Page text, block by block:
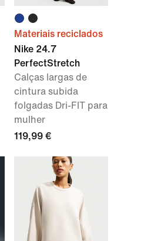
Materiais reciclados
Nike 24.7
PerfectStretch
Calças largas de
cintura subida
folgadas Dri-FIT para
mulher
119,99 €